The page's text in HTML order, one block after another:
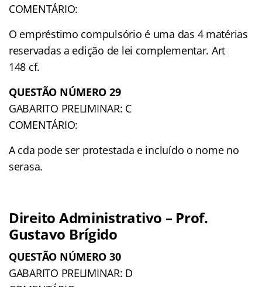
COMENTÁRIO:
O empréstimo compulsório é uma das 4 matérias
reservadas a edição de lei complementar. Art
148 cf.
QUESTÃO NÚMERO 29
GABARITO PRELIMINAR: C
COMENTÁRIO:
A cda pode ser protestada e incluído o nome no
serasa.
Direito Administrativo – Prof.
Gustavo Brígido
QUESTÃO NÚMERO 30
GABARITO PRELIMINAR: D